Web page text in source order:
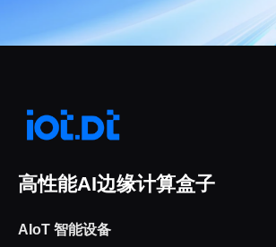
高性能AI边缘计算盒子
AIoT 智能设备